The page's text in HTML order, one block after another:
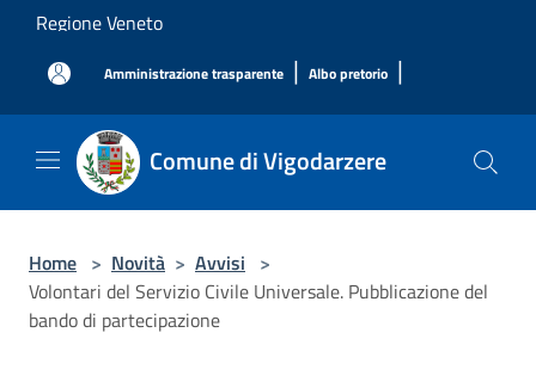
Salta al contenuto principale
Regione Veneto
Amministrazione trasparente | Albo pretorio |
Comune di Vigodarzere
Home > Novità > Avvisi >
Volontari del Servizio Civile Universale. Pubblicazione del
bando di partecipazione